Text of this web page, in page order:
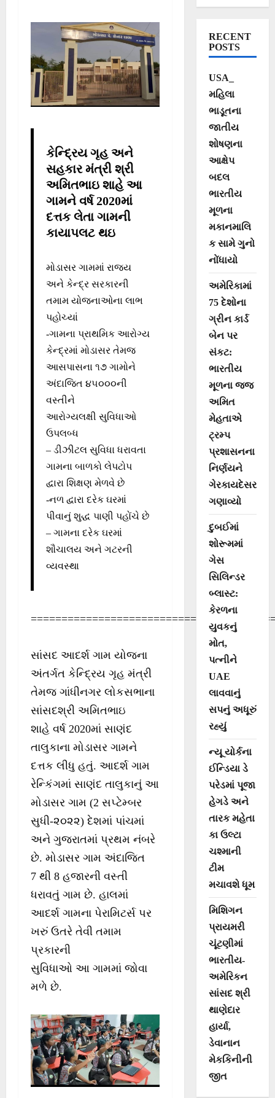
પ્રથમ નંબરે…No.1
Adarsh Gam of
Gujarat
કેન્દ્રિય ગૃહ અને
સહકાર મંત્રી શ્રી
અમિતભાઇ શાહે આ
ગામને વર્ષ2020માં
દત્તક લેતા ગામની
કાયાપલટ થઇ
મોડાસર ગામમાં રાજ્ય
અને કેન્દ્ર સરકારની
તમામ યોજનાઓના લાભ
પહોચ્યાં
-ગામના પ્રાથમિક આરોગ્ય
કેન્દ્રમાં મોડાસર તેમજ
આસપાસના ૧૭ ગામોને
અંદાજિત ૪૫૦૦૦ની
વસ્તીને
આરોગ્યલક્ષી સુવિધાઓ
ઉપલબ્ધ
– ડીઝીટલ સુવિધા ધરાવતા
ગામના બાળકો લેપટોપ
દ્વારા શિક્ષણ મેળવે છે
-નળ દ્વારા દરેક ઘરમાં
પીવાનું શુદ્ધ પાણી પહોંચે છે
– ગામના દરેક ઘરમાં
શૌચાલય અને ગટરની
વ્યવસ્થા
સાંસદ આદર્શ ગામ યોજના
અંતર્ગત કેન્દ્રિય ગૃહ મંત્રી
તેમજ ગાંધીનગર લોકસભાના
સાંસદશ્રી અમિતભાઇ
શાહે વર્ષ 2020માં સાણંદ
તાલુકાના મોડાસર ગામને
દત્તક લીધુ હતું. આદર્શ ગામ
રેન્કિંગમાં સાણંદ તાલુકાનું આ
મોડાસર ગામ (2 સપ્ટેમ્બર
સુધી-૨૦૨૨) દેશમાં પાંચમાં
અને ગુજરાતમાં પ્રથમ નંબરે
છે. મોડાસર ગામ અંદાજિત
7 થી 8 હજારની વસ્તી
ધરાવતું ગામ છે. હાલમાં
આદર્શ ગામના પેરામિટર્સ પર
ખરું ઉતરે તેવી તમામ
પ્રકારની
સુવિધાઓ આ ગામમાં જોવા
મળે છે.
RECENT
POSTS
USA_
મહિલા
ભાડૂતના
જાતીય
શોષણના
આક્ષેપ
બદલ
ભારતીય
મૂળના
મકાનમાલિ
ક સામે ગુનો
નોંધાયો
અમેરિકામાં
75 દેશોના
ગ્રીન કાર્ડ
બેન પર
સંકટ:
ભારતીય
મૂળના જજ
અમિત
મેહતાએ
ટ્રમ્પ
પ્રશાસનના
નિર્ણયને
ગેરકાયદેસર
ગણાવ્યો
દુબઈમાં
શોરૂમમાં
ગેસ
સિલિન્ડર
બ્લાસ્ટ:
કેરળના
યુવકનું
મોત,
પત્નીને
UAE
લાવવાનું
સપનું અધૂરું
રહ્યું
ન્યૂ યોર્કના
ઈન્ડિયા ડે
પરેડમાં પૂજા
હેગડે અને
તારક મહેતા
કા ઉલ્ટા
ચશ્માની
ટીમ
મચાવશે ધૂમ
મિશિગન
પ્રાયમરી
ચૂંટણીમાં
ભારતીય-
અમેરિકન
સાંસદ શ્રી
થાણેદાર
હાર્યા,
ડેવાનાન
મેકકિનીની
જીત